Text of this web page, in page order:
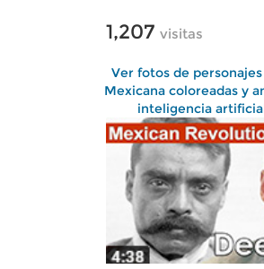
1,207 visitas
Ver fotos de
Mexicana coloreadas y
inteligencia